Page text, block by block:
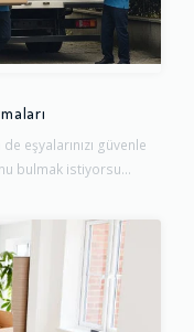
eşyalarınızı güvenle
bulmak istiyorsu...